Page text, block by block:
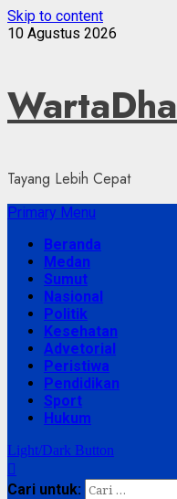
Skip to content
10 Agustus 2026
Tayang Lebih Cepat
Primary Menu
Beranda
Medan
Sumut
Nasional
Politik
Kesehatan
Advetorial
Peristiwa
Pendidikan
Sport
Hukum
Light/Dark Button
Cari untuk: